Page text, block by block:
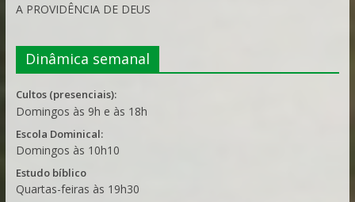
A PROVIDÊNCIA DE DEUS
Dinâmica semanal
Cultos (presenciais):
Domingos às 9h e às 18h
Escola Dominical:
Domingos às 10h10
Estudo bíblico
Quartas-feiras às 19h30